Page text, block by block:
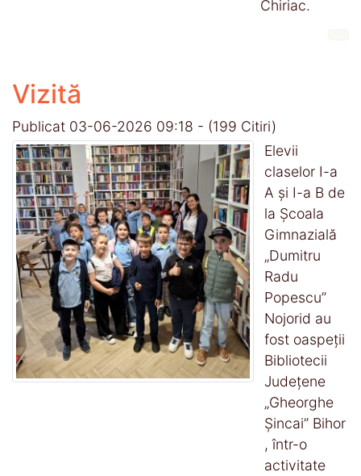
Chiriac.
Vizită
Publicat 03-06-2026 09:18 - (199 Citiri)
Elevii
claselor I-a
A și I-a B de
la Școala
Gimnazială
„Dumitru
Radu
Popescu”
Nojorid au
fost oaspeții
Bibliotecii
Județene
„Gheorghe
Șincai” Bihor
, într-o
activitate